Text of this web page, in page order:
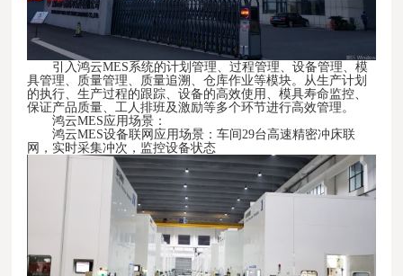
引入鸿云MES系统的计划管理、过程管理、设备管理、模
具管理、质量管理、质量追溯、仓库作业等模块。从生产计划
的执行、生产过程的跟踪、设备的高效使用、模具寿命监控、
保证产品质量、工人排班及激励等多个环节进行高效管理。
鸿云MES应用场景：
鸿云MES设备联网应用场景：车间29台高速精密冲床联
网，实时采集冲次，监控设备状态